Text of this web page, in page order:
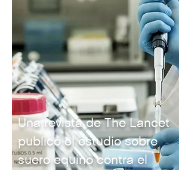
Una revista de The Lancet
publicó el estudio sobre
suero equino contra el